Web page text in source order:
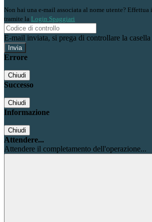
Non hai una e-mail associata al nome utente? Effettua
tramite la Login Spaggiari
E-mail inviata, si prega di controllare la
Errore
Chiudi
Successo
Chiudi
Informazione
Chiudi
Attendere...
Attendere il completamento dell'operazione...